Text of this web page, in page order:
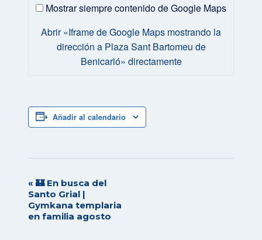
dirección
Plaza
Bartomeu
Maps
Mostrar siempre contenido de Google Maps
Abrir «Iframe de Google Maps mostrando la
dirección a Plaza Sant Bartomeu de
Benicarló» directamente
Añadir al calendario
Navegación
del
Evento
« 🏰 En busca del
Santo Grial |
Gymkana templaria
en familia agosto